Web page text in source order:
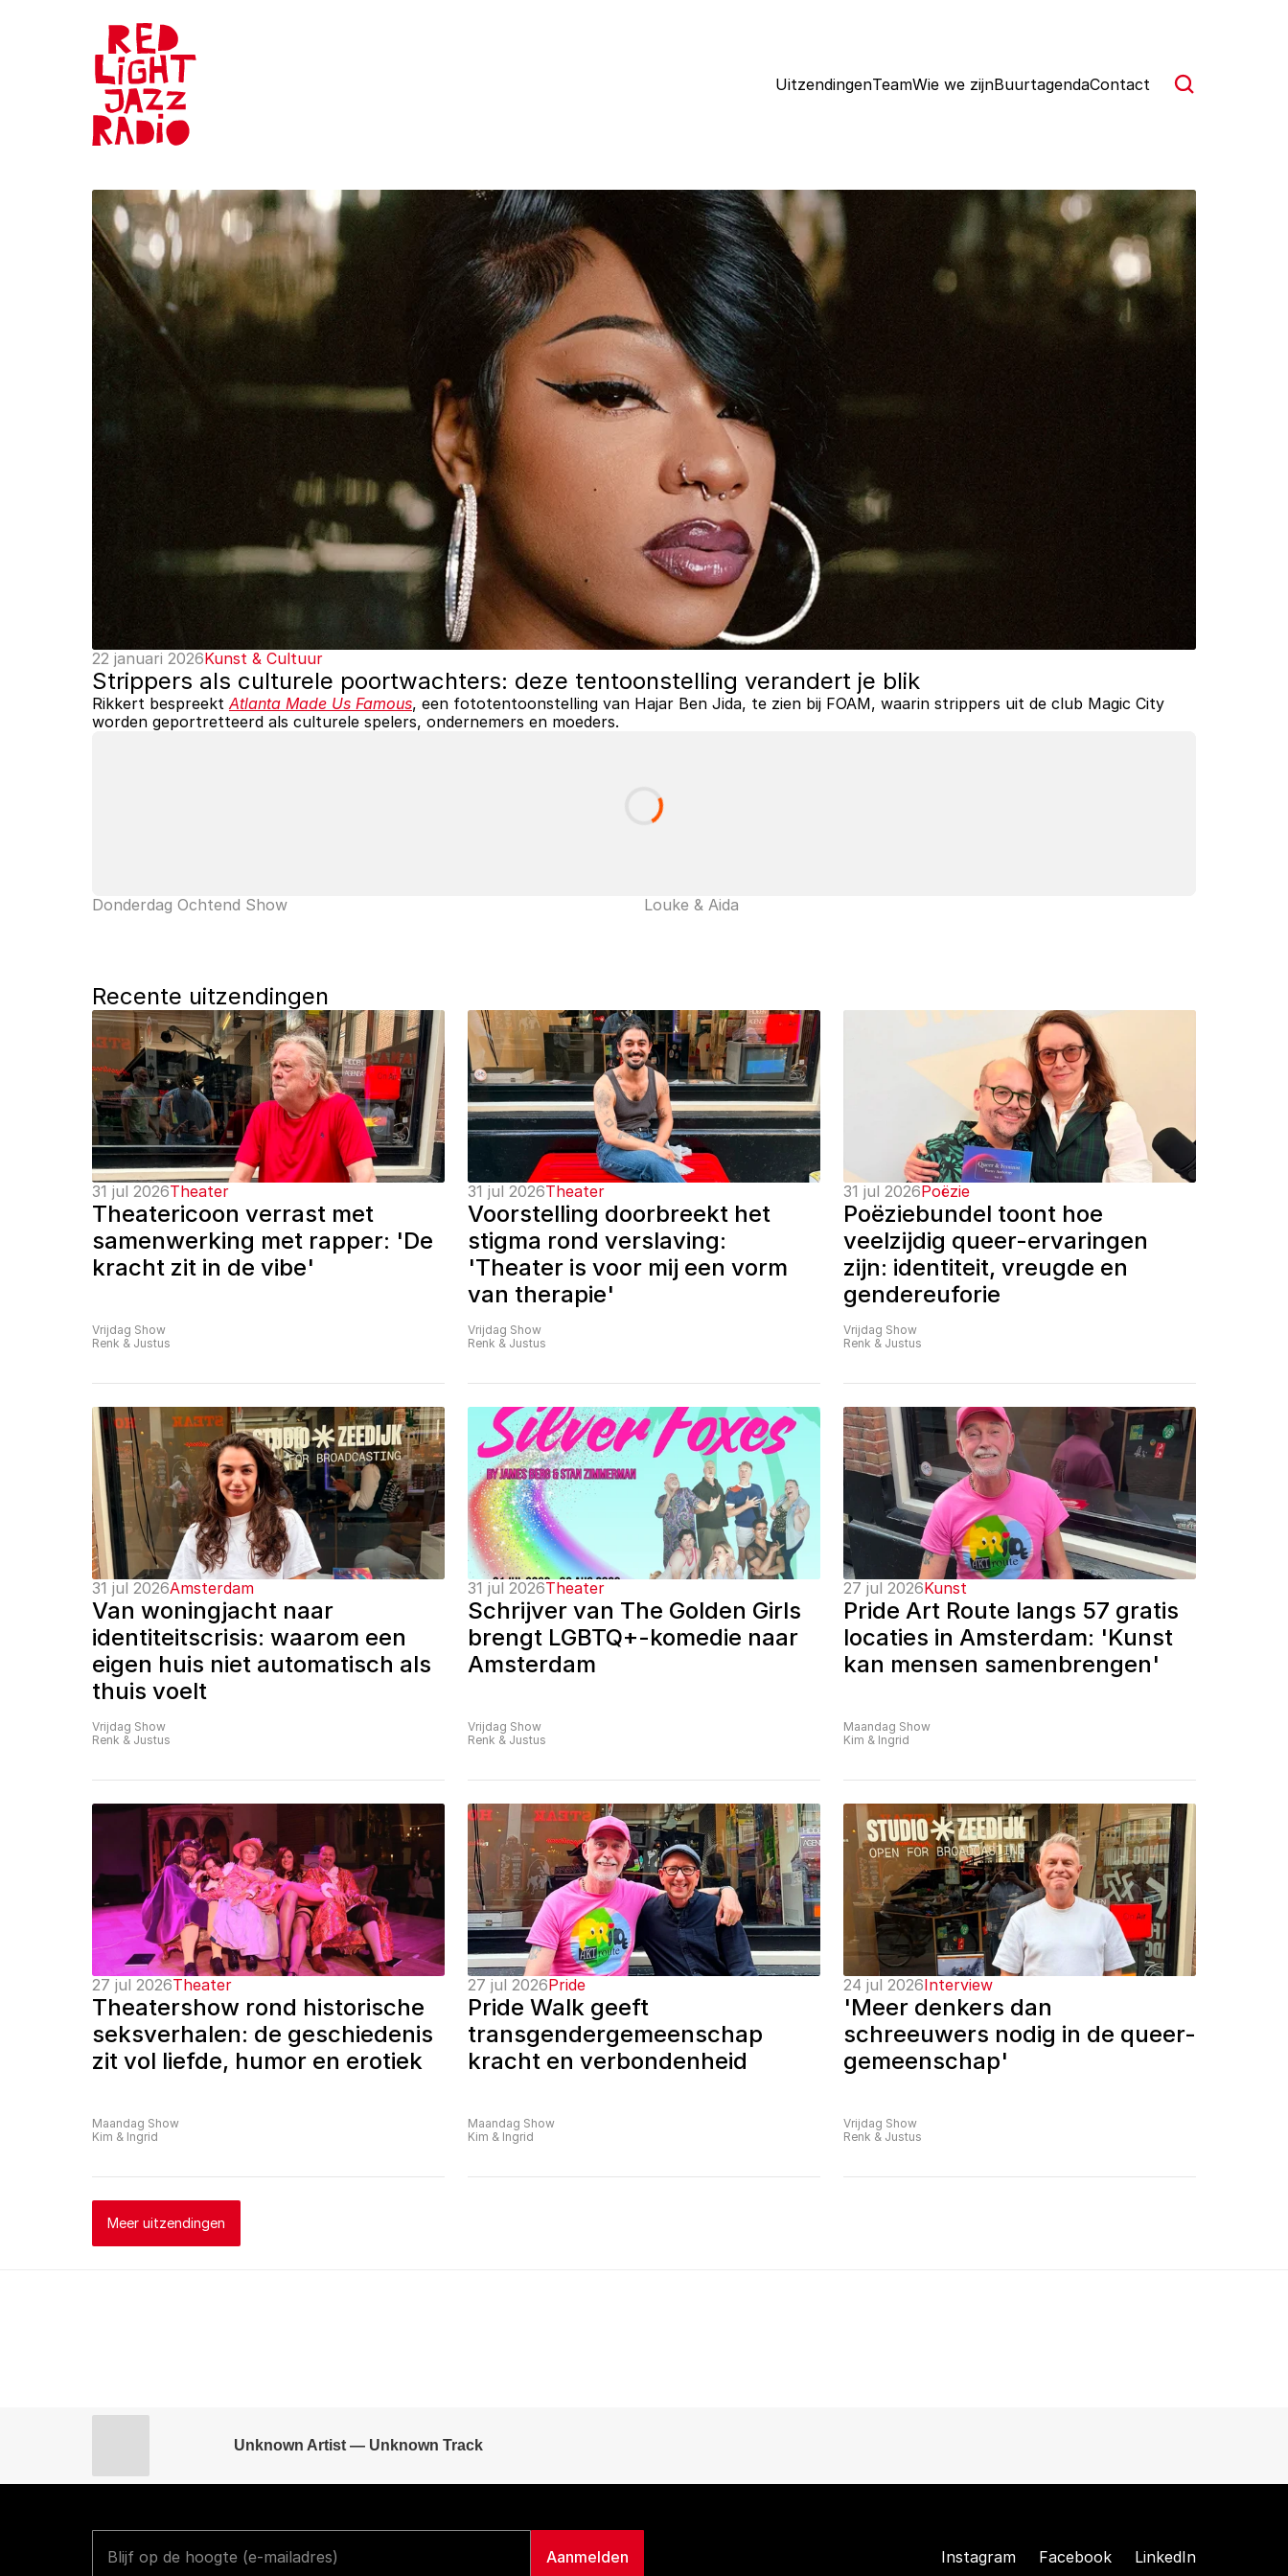
UitzendingenTeamWie we zijnBuurtagendaContact
22 januari 2026Kunst & Cultuur
Strippers als culturele poortwachters: deze tentoonstelling verandert je blik
Rikkert bespreekt Atlanta Made Us Famous, een fototentoonstelling van Hajar Ben Jida, te zien bij FOAM, waarin strippers uit de club Magic City
worden geportretteerd als culturele spelers, ondernemers en moeders.
Donderdag Ochtend Show Louke & Aida
Recente uitzendingen
31 jul 2026Theater
Theatericoon verrast met
samenwerking met rapper: 'De
kracht zit in de vibe'
Vrijdag Show
Renk & Justus
31 jul 2026Theater
Voorstelling doorbreekt het
stigma rond verslaving:
'Theater is voor mij een vorm
van therapie'
Vrijdag Show
Renk & Justus
31 jul 2026Poëzie
Poëziebundel toont hoe
veelzijdig queer-ervaringen
zijn: identiteit, vreugde en
gendereuforie
Vrijdag Show
Renk & Justus
31 jul 2026Amsterdam
Van woningjacht naar
identiteitscrisis: waarom een
eigen huis niet automatisch als
thuis voelt
Vrijdag Show
Renk & Justus
31 jul 2026Theater
Schrijver van The Golden Girls
brengt LGBTQ+-komedie naar
Amsterdam
Vrijdag Show
Renk & Justus
27 jul 2026Kunst
Pride Art Route langs 57 gratis
locaties in Amsterdam: 'Kunst
kan mensen samenbrengen'
Maandag Show
Kim & Ingrid
27 jul 2026Theater
Theatershow rond historische
seksverhalen: de geschiedenis
zit vol liefde, humor en erotiek
Maandag Show
Kim & Ingrid
27 jul 2026Pride
Pride Walk geeft
transgendergemeenschap
kracht en verbondenheid
Maandag Show
Kim & Ingrid
24 jul 2026Interview
'Meer denkers dan
schreeuwers nodig in de queer-
gemeenschap'
Vrijdag Show
Renk & Justus
Meer uitzendingen
Unknown Artist — Unknown Track
Instagram Facebook LinkedIn